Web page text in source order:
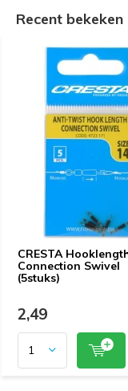
Recent bekeken
CRESTA
Connection Swivel
(5stuks)
2,49